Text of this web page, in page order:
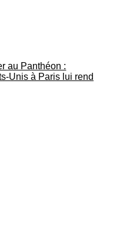
au Panthéon :
Unis à Paris lui rend